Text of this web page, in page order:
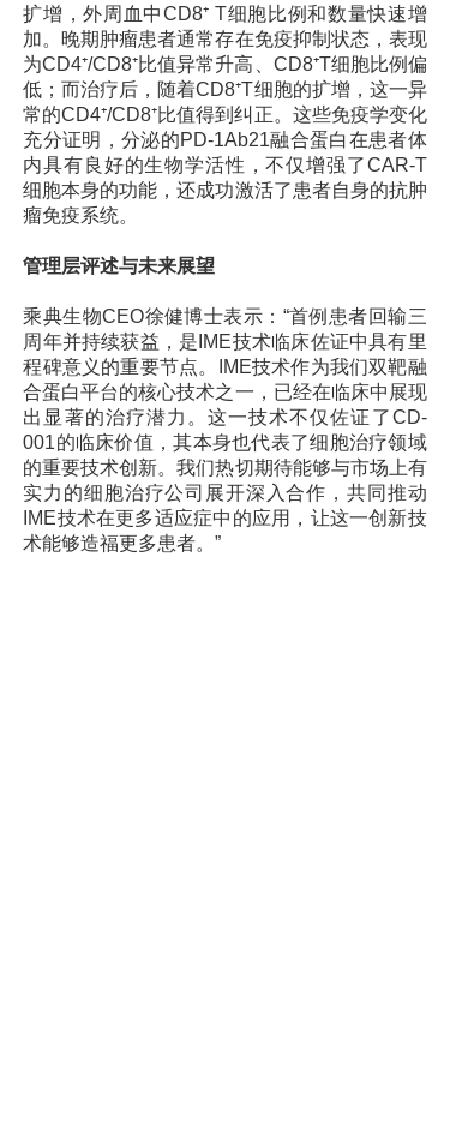
扩增，外周血中CD8⁺ T细胞比例和数量快速增
加。晚期肿瘤患者通常存在免疫抑制状态，表现
为CD4⁺/CD8⁺比值异常升高、CD8⁺T细胞比例偏
低；而治疗后，随着CD8⁺T细胞的扩增，这一异
常的CD4⁺/CD8⁺比值得到纠正。这些免疫学变化
充分证明，分泌的PD-1Ab21融合蛋白在患者体
内具有良好的生物学活性，不仅增强了CAR-T
细胞本身的功能，还成功激活了患者自身的抗肿
瘤免疫系统。
管理层评述与未来展望
乘典生物CEO徐健博士表示：“首例患者回输三
周年并持续获益，是IME技术临床佐证中具有里
程碑意义的重要节点。IME技术作为我们双靶融
合蛋白平台的核心技术之一，已经在临床中展现
出显著的治疗潜力。这一技术不仅佐证了CD-
001的临床价值，其本身也代表了细胞治疗领域
的重要技术创新。我们热切期待能够与市场上有
实力的细胞治疗公司展开深入合作，共同推动
IME技术在更多适应症中的应用，让这一创新技
术能够造福更多患者。”